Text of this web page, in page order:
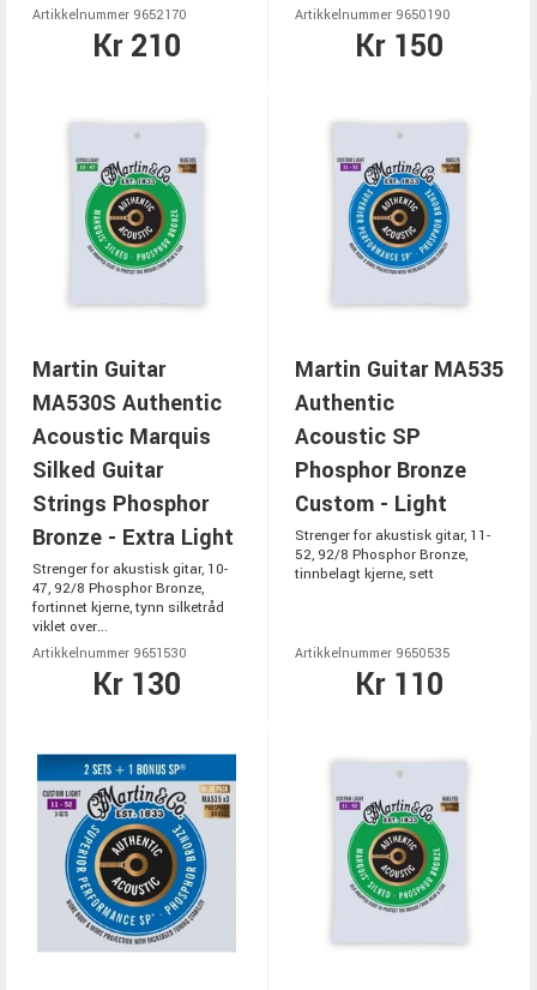
Artikkelnummer 9652170
Kr 210
Artikkelnummer 9650190
Kr 150
Martin Guitar
MA530S Authentic
Acoustic Marquis
Silked Guitar
Strings Phosphor
Bronze - Extra Light
Strenger for akustisk gitar, 10-
47, 92/8 Phosphor Bronze,
fortinnet kjerne, tynn silketråd
viklet over...
Artikkelnummer 9651530
Kr 130
Martin Guitar MA535
Authentic
Acoustic SP
Phosphor Bronze
Custom - Light
Strenger for akustisk gitar, 11-
52, 92/8 Phosphor Bronze,
tinnbelagt kjerne, sett
Artikkelnummer 9650535
Kr 110